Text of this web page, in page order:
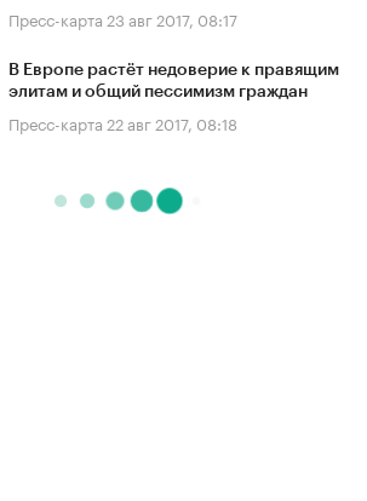
Пресс-карта 23 авг 2017, 08:17
В Европе растёт недоверие к правящим
элитам и общий пессимизм граждан
Пресс-карта 22 авг 2017, 08:18